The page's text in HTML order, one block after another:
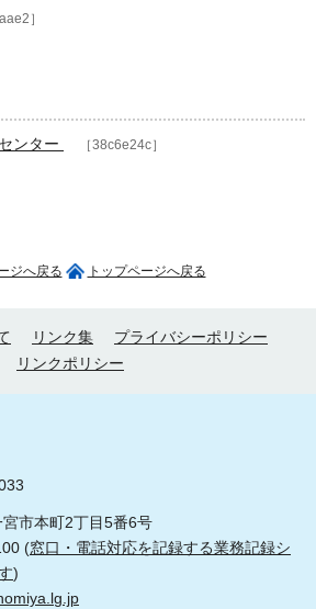
］
ンター ［38c6e24c］
ジへ戻る トップページへ戻る
リンク集
プライバシーポリシー
リンクポリシー
市本町2丁目5番6号
(窓口・電話対応を記録する業務記録シ
)